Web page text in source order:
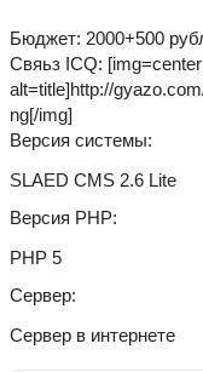
Бюджет: 2000+500
Свяьз ICQ: [img=center
alt=title]http://
ng[/img]
Версия системы
SLAED CMS 2.6 Lite
Версия PHP
PHP 5
Сервер
Сервер в интернете